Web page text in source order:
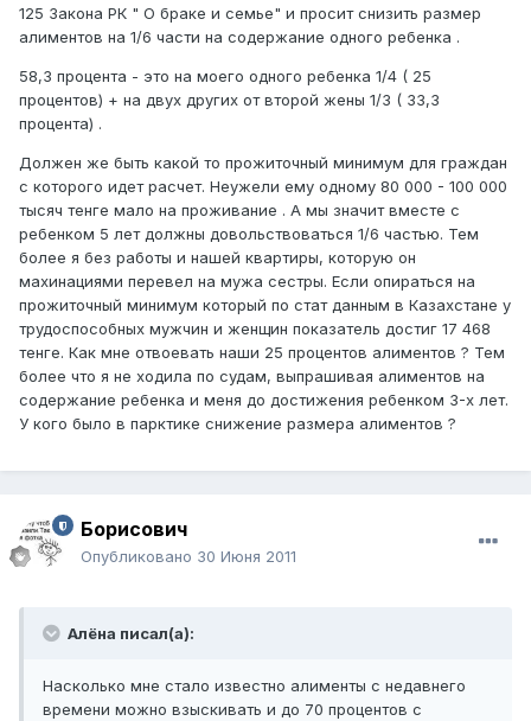
125 Закона РК " О браке и семье" и просит снизить размер
алиментов на 1/6 части на содержание одного ребенка .
58,3 процента - это на моего одного ребенка 1/4 ( 25
процентов) + на двух других от второй жены 1/3 ( 33,3
процента) .
Должен же быть какой то прожиточный минимум для граждан
с которого идет расчет. Неужели ему одному 80 000 - 100 000
тысяч тенге мало на проживание . А мы значит вместе с
ребенком 5 лет должны довольствоваться 1/6 частью. Тем
более я без работы и нашей квартиры, которую он
махинациями перевел на мужа сестры. Если опираться на
прожиточный минимум который по стат данным в Казахстане у
трудоспособных мужчин и женщин показатель достиг 17 468
тенге. Как мне отвоевать наши 25 процентов алиментов ? Тем
более что я не ходила по судам, выпрашивая алиментов на
содержание ребенка и меня до достижения ребенком 3-х лет.
У кого было в парктике снижение размера алиментов ?
Борисович
Опубликовано 30 Июня 2011
Алёна писал(а):
Насколько мне стало известно алименты с недавнего
времени можно взыскивать и до 70 процентов с